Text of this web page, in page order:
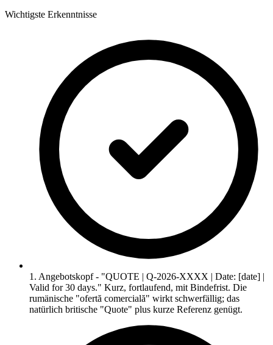
Wichtigste Erkenntnisse
1. Angebotskopf - "QUOTE | Q-2026-XXXX | Date: [date] |
Valid for 30 days." Kurz, fortlaufend, mit Bindefrist. Die
rumänische "ofertă comercială" wirkt schwerfällig; das
natürlich britische "Quote" plus kurze Referenz genügt.